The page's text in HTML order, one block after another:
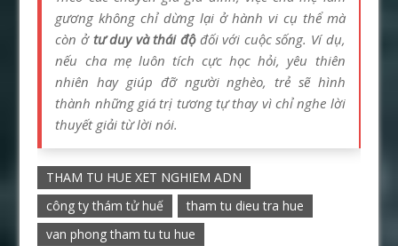
gương không chỉ dừng lại ở hành vi cụ thể mà
còn ở tư duy và thái độđối với cuộc sống. Ví dụ,
nếu cha mẹ luôn tích cực học hỏi, yêu thiên
nhiên hay giúp đỡ người nghèo, trẻ sẽ hình
thành những giá trị tương tự thay vì chỉ nghe lời
thuyết giải từ lời nói.
THAM TU HUE XET NGHIEM ADN
công ty thám tử huế
tham tu dieu tra hue
van phong tham tu tu hue